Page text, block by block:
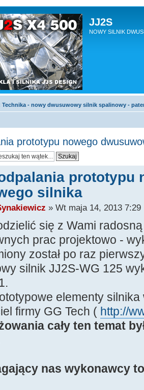
JJ2S
NOWY SILNIK
Technika - nowy dwusuwowy silnik spalinowy -
prototypu nowego
prototypu
silnika
» Wt maja 14, 2013 7:29
się z Wami
prac projektowo -
został po raz
silnik JJ2S-WG 125
elementy silnika
firmy GG Tech ( http://
cały ten temat
nas wykonawcy